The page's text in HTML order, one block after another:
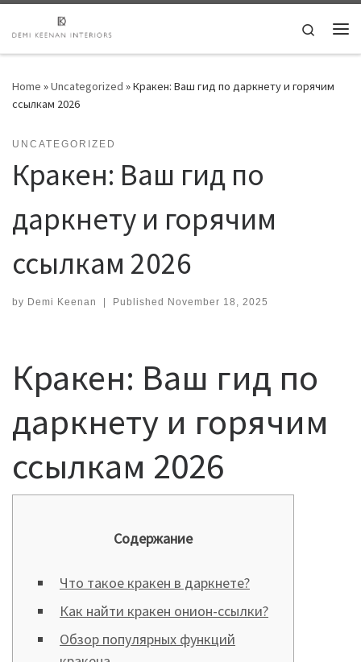
Skip to content
Search
Home »Uncategorized »Кракен: Ваш гид по даркнету и горячим
ссылкам 2026
UNCATEGORIZED
Кракен: Ваш гид по
даркнету и горячим
ссылкам 2026
by Demi Keenan | Published November 18, 2025
Кракен: Ваш гид по
даркнету и горячим
ссылкам 2026
Содержание
Что такое кракен в даркнете?
Как найти кракен онион-ссылки?
Обзор популярных функций